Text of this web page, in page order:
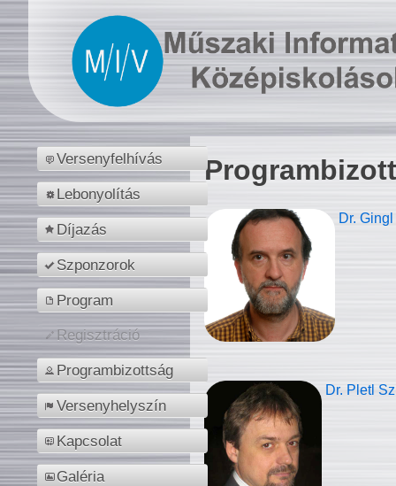
Versenyfelhívás
Lebonyolítás
Díjazás
Szponzorok
Program
Regisztráció
Programbizottság
Versenyhelyszín
Kapcsolat
Galéria
Dr.
Dr. Pletl